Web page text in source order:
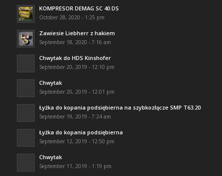
KOMPRESOR DEMAG SC 40 DS
October 28, 2020 - 1:25 pm
Zawiesie Liebherr z hakiem
September 18, 2020 - 7:16 am
Chwytak do HDS Kinshofer
September 20, 2019 - 12:10 pm
Chwytak
September 20, 2019 - 12:01 pm
Łyżka do kopania podsiębierna na szybkozłącze SMP T63.20
September 19, 2019 - 7:24 am
Łyżka do kopania podsiębierna
September 12, 2019 - 12:50 pm
Chwytak
September 11, 2019 - 1:19 pm